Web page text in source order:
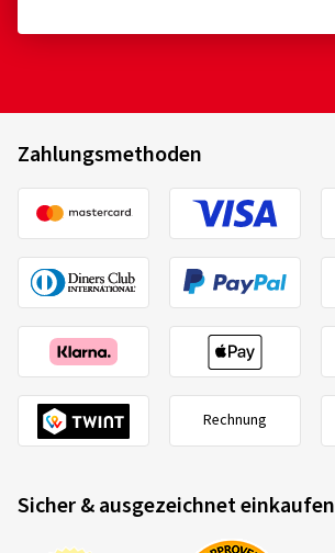
Zahlungsmethoden
Rechnung
Sicher & ausgezeichnet einkaufen